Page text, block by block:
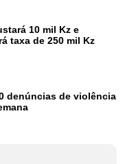
10 mil Kz e
taxa de 250 mil Kz
denúncias de violência